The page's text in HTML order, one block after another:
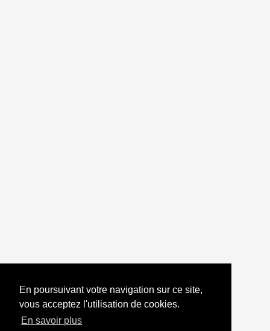
En poursuivant votre navigation sur ce site,
vous acceptez l'utilisation de cookies.
En savoir plus
Retour vers les exercices